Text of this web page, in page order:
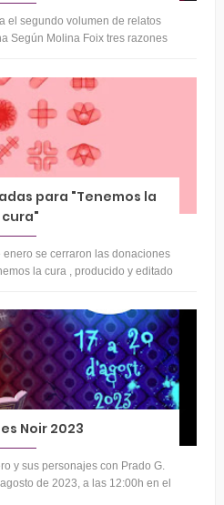
el segundo volumen de relatos
Según Molina Foix tres razones
para "Tenemos la
cura"
enero se cerraron las donaciones
la cura , producido y editado
Noir 2023
y sus personajes con Prado G.
de 2023, a las 12:00h en el